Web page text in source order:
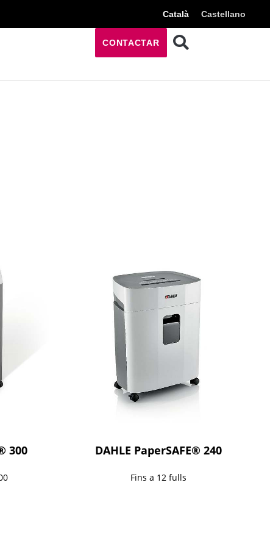
Català Castellano
CONTACTAR
300 DAHLE PaperSAFE® 240
Fins a 12 fulls